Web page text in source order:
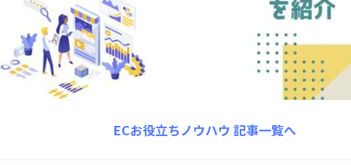
ECお役立ちノウハウ 記事一覧へ